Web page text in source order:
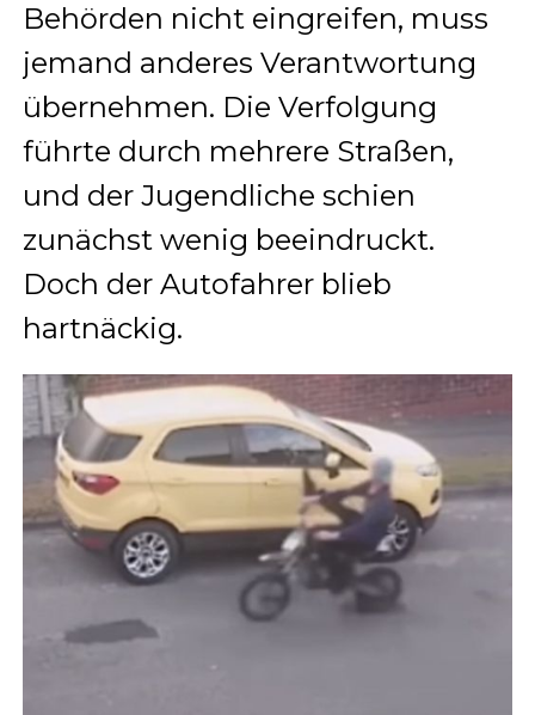
Behörden nicht eingreifen, muss
jemand anderes Verantwortung
übernehmen. Die Verfolgung
führte durch mehrere Straßen,
und der Jugendliche schien
zunächst wenig beeindruckt.
Doch der Autofahrer blieb
hartnäckig.